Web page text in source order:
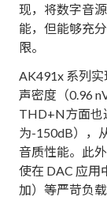
现，将数字音
能，但能够充
限。
AK491x 系列
声密度（0.96
THD+N方面也
为-150dB），
音质性能。此
使在 DAC 应用
加）等严苛负